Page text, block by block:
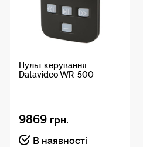
Пульт керування
Datavideo WR-500
9869 грн.
В наявності